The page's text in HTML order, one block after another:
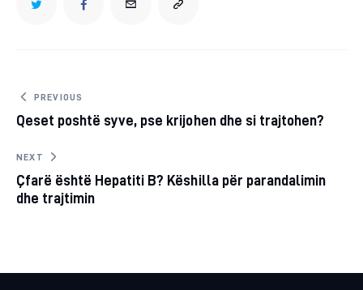
TWITTERFACEBOOKEMAIL COPY
CLIPBOARD
Post
navigation
PREVIOUS
Qeset poshtë syve, pse krijohen dhe si trajtohen?
NEXT
Çfarë është Hepatiti B? Këshilla për parandalimin
dhe trajtimin